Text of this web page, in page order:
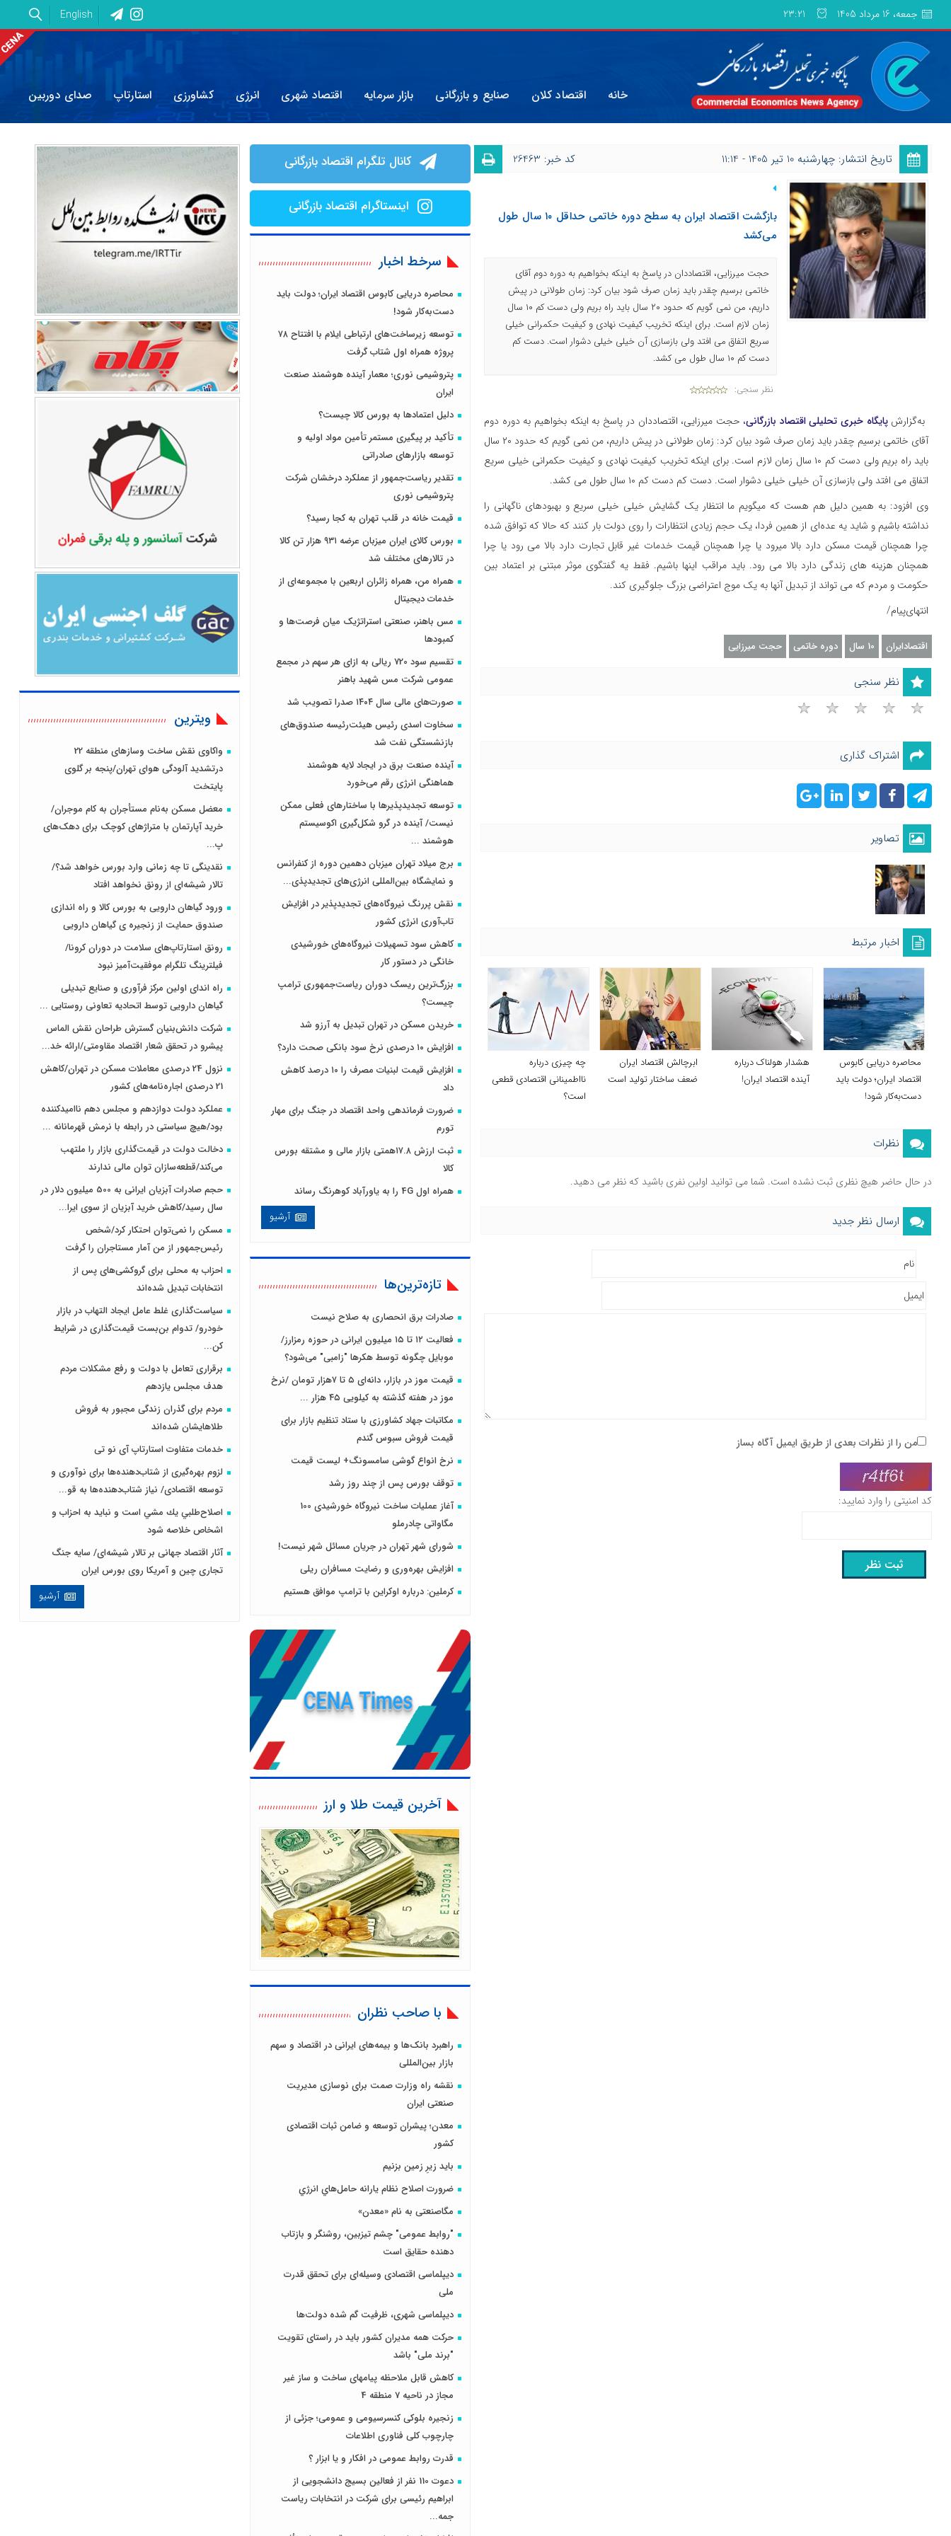
جمعه، 16 مرداد 1405 23:21
English
خانه اقتصاد کلان صنایع و بازرگانی بازار سرمایه اقتصاد شهری انرژی کشاورزی استارتاپ صدای دوربین
تاریخ انتشار: چهارشنبه 10 تیر 1405 - 11:14 کد خبر: 26463
بازگشت اقتصاد ایران به سطح دوره خاتمی حداقل ۱۰ سال طول
می‌کشد
حجت میرزایی، اقتصاددان در پاسخ به اینکه بخواهیم به دوره دوم آقای
خاتمی برسیم چقدر باید زمان صرف شود بیان کرد: زمان طولانی در پیش
داریم، من نمی گویم که حدود ۲۰ سال باید راه بریم ولی دست کم ۱۰ سال
زمان لازم است. برای اینکه تخریب کیفیت نهادی و کیفیت حکمرانی خیلی
سریع اتفاق می افتد ولی بازسازی آن خیلی خیلی دشوار است. دست کم
دست کم ۱۰ سال طول می کشد.
نظر سنجی:
به‌گزارش پایگاه خبری تحلیلی اقتصاد بازرگانی، حجت میرزایی، اقتصاددان در پاسخ به اینکه بخواهیم به دوره دوم
آقای خاتمی برسیم چقدر باید زمان صرف شود بیان کرد: زمان طولانی در پیش داریم، من نمی گویم که حدود ۲۰ سال
باید راه بریم ولی دست کم ۱۰ سال زمان لازم است. برای اینکه تخریب کیفیت نهادی و کیفیت حکمرانی خیلی سریع
اتفاق می افتد ولی بازسازی آن خیلی خیلی دشوار است. دست کم دست کم ۱۰ سال طول می کشد.
وی افزود: به همین دلیل هم هست که میگویم ما انتظار یک گشایش خیلی خیلی سریع و بهبودهای ناگهانی را
نداشته باشیم و شاید یه عده‌ای از همین فردا، یک حجم زیادی انتظارات را روی دولت بار کنند که حالا که توافق شده
چرا همچنان قیمت مسکن دارد بالا میرود یا چرا همچنان قیمت خدمات غیر قابل تجارت دارد بالا می رود یا چرا
همچنان هزینه های زندگی دارد بالا می رود. باید مراقب اینها باشیم. فقط یه گفتگوی موثر مبتنی بر اعتماد بین
حکومت و مردم که می تواند از تبدیل آنها به یک موج اعتراضی بزرگ جلوگیری کند.
انتهای‌پیام/
اقتصادایران 10 سال دوره خاتمی حجت میرزایی
نظر سنجی
اشتراک گذاری
تصاویر
اخبار مرتبط
محاصره دریایی کابوس
اقتصاد ایران؛ دولت باید
دست‌به‌کار شود!
هشدار هولناک درباره
آینده اقتصاد ایران!
ابرچالش اقتصاد ایران
ضعف ساختار تولید است
چه چیزی درباره
نااطمینانی اقتصادی قطعی
است؟
نظرات
در حال حاضر هیچ نظری ثبت نشده است. شما می توانید اولین نفری باشید که نظر می دهید.
ارسال نظر جدید
من را از نظرات بعدی از طریق ایمیل آگاه بساز
کد امنیتی را وارد نمایید:
کانال تلگرام اقتصاد بازرگانی
اینستاگرام اقتصاد بازرگانی
سرخط اخبار
محاصره دریایی کابوس اقتصاد ایران؛ دولت باید
دست‌به‌کار شود!
توسعه زیرساخت‌های ارتباطی ایلام با افتتاح ۷۸
پروژه همراه اول شتاب گرفت
پتروشیمی نوری؛ معمار آینده هوشمند صنعت
ایران
دلیل اعتمادها به بورس کالا چیست؟
تأکید بر پیگیری مستمر تأمین مواد اولیه و
توسعه بازارهای صادراتی
تقدیر ریاست‌جمهور از عملکرد درخشان شرکت
پتروشیمی نوری
قیمت خانه در قلب تهران به کجا رسید؟
بورس کالای ایران میزبان عرضه ۹۳۱ هزار تن کالا
در تالارهای مختلف شد
همراه من، همراه زائران اربعین با مجموعه‌ای از
خدمات دیجیتال
مس باهنر، صنعتی استراتژیک میان فرصت‌ها و
کمبودها
تقسیم سود 720 ریالی به ازای هر سهم در مجمع
عمومی شرکت مس شهید باهنر
صورت‌های مالی سال ۱۴۰۴ صدرا تصویب شد
سخاوت اسدی رئیس هیئت‌رئیسه صندوق‌های
بازنشستگی نفت شد
آینده صنعت برق در ایجاد لایه هوشمند
هماهنگی انرژی رقم می‌خورد
توسعه تجدیدپذیرها با ساختارهای فعلی ممکن
نیست/ آینده در گرو شکل‌گیری اکوسیستم
هوشمند ...
برج میلاد تهران میزبان دهمین دوره از کنفرانس
و نمایشگاه بین‌المللی انرژی‌های تجدیدپذی...
نقش پررنگ نیروگاه‌های تجدیدپذیر در افزایش
تاب‌آوری انرژی کشور
کاهش سود تسهیلات نیروگاه‌های خورشیدی
خانگی در دستور کار
بزرگ‌ترین ریسک دوران ریاست‌جمهوری ترامپ
چیست؟
خریدن مسکن در تهران تبدیل به آرزو شد
افزایش ۱۰ درصدی نرخ سود بانکی صحت دارد؟
افزایش قیمت لبنیات مصرف را ۱۰ درصد کاهش
داد
ضرورت فرماندهی واحد اقتصاد در جنگ برای مهار
تورم
ثبت ارزش ۱۷.۸همتی بازار مالی و مشتقه بورس
کالا
همراه اول 4G را به یاورآباد کوهرنگ رساند
آرشیو
تازه‌ترین‌ها
صادرات برق انحصاری به صلاح نیست
فعالیت ۱۲ تا ۱۵ میلیون ایرانی در حوزه رمزارز/
موبایل چگونه توسط هکرها "زامبی" می‌شود؟
قیمت موز در بازار، دانه‌ای ۵ تا ۷هزار تومان /نرخ
موز در هفته گذشته به کیلویی ۴۵ هزار ...
مکاتبات جهاد کشاورزی با ستاد تنظیم بازار برای
قیمت فروش سبوس گندم
نرخ انواع گوشی سامسونگ+ لیست قیمت
توقف بورس پس از چند روز رشد
آغاز عملیات ساخت نیروگاه خورشیدی 100
مگاواتی چادرملو
شورای شهر تهران در جریان مسائل شهر نیست!
افزایش بهره‌وری و رضایت مسافران ریلی
کرملین: درباره اوکراین با ترامپ موافق هستیم
آخرین قیمت طلا و ارز
با صاحب نظران
راهبرد بانک‌ها و بیمه‌های ایرانی در اقتصاد و سهم
بازار بین‌المللی
نقشه راه وزارت صمت برای نوسازی مدیریت
صنعتی ایران
معدن؛ پیشران توسعه و ضامن ثبات اقتصادی
کشور
باید زیرِ زمین بزنیم
ضرورت اصلاح نظام يارانه حامل‌هاي انرژي
مگاصنعتی به نام «معدن»
"روابط عمومی" چشم تیزبین، روشنگر و بازتاب
دهنده حقایق است
دیپلماسی اقتصادی وسیله‌ای برای تحقق قدرت
ملی
دیپلماسی شهری، ظرفیت گم شده دولت‌ها
حرکت همه مدیران کشور باید در راستای تقویت
"برند ملی" باشد
کاهش قابل ملاحظه پیامهای ساخت و ساز غیر
مجاز در ناحیه 7 منطقه 4
زنجیره بلوکی کنسرسیومی و عمومی؛ جزئی از
چارچوب کلی فناوری اطلاعات
قدرت روابط عمومی در افکار و یا ابزار ؟
دعوت 110 نفر از فعالین بسیج دانشجویی از
ابراهیم رئیسی برای شرکت در انتخابات ریاست
جمه...
ویترین
واکاوی نقش ساخت وسازهای منطقه 22
درتشدید آلودگی هوای تهران/پنجه بر گلوی
پایتخت
معضل مسکن به‌نام مستأجران به کام موجران/
خرید آپارتمان با متراژهای کوچک برای دهک‌های
پ...
نقدینگی تا چه زمانی وارد بورس خواهد شد؟/
تالار شیشه‌ای از رونق نخواهد افتاد
ورود گیاهان دارویی به بورس کالا و راه اندازی
صندوق حمایت از زنجیره ی گیاهان دارویی
رونق استارتاپ‌های سلامت در دوران کرونا/
فیلترینگ تلگرام موفقیت‌آمیز نبود
راه اندای اولین مرکز فرآوری و صنایع تبدیلی
گیاهان دارویی توسط اتحادیه تعاونی روستایی ...
شرکت دانش‌بنیان گسترش طراحان‌‌ ‌نقش‌ الماس
پیشرو در تحقق شعار اقتصاد مقاومتی/ارائه خد...
نزول 24 درصدی معاملات مسکن در تهران/کاهش
21 درصدی اجاره‌نامه‌های کشور
عملکرد دولت دوازدهم و مجلس دهم ناامیدکننده
بود/هیچ سیاستی در رابطه با نرمش قهرمانانه ...
دخالت دولت در قیمت‌گذاری بازار را ملتهب
می‌کند/قطعه‌سازان توان مالی ندارند
حجم صادرات آبزیان ایرانی به 500 میلیون دلار در
سال رسید/کاهش خرید آبزیان از سوی ایرا...
مسکن را نمی‌توان احتکار کرد/شخص
رئیس‌جمهور از من آمار مستاجران را گرفت
احزاب به محلی برای گروکشی‌های پس از
انتخابات تبدیل شده‌اند
سیاست‌گذاری غلط عامل ایجاد التهاب در بازار
خودرو/ تدوام بن‌بست قیمت‌گذاری در شرایط
کن...
برقراری تعامل با دولت و رفع مشکلات مردم
هدف مجلس‌ یازدهم
مردم برای گذران زندگی مجبور به فروش
طلاهایشان شده‌اند
خدمات متفاوت استارتاپ آی نو تی
لزوم بهره‌گیری از شتاب‌دهنده‌ها برای نوآوری و
توسعه اقتصادی/ نیاز شتاب‌دهنده‌ها به قو...
اصلاح‌طلبي يك مشي است و نبايد به احزاب و
اشخاص خلاصه شود
آثار اقتصاد جهانی بر تالار شیشه‌ای/ سایه جنگ
تجاری چین و آمریکا روی بورس ایران
آرشیو